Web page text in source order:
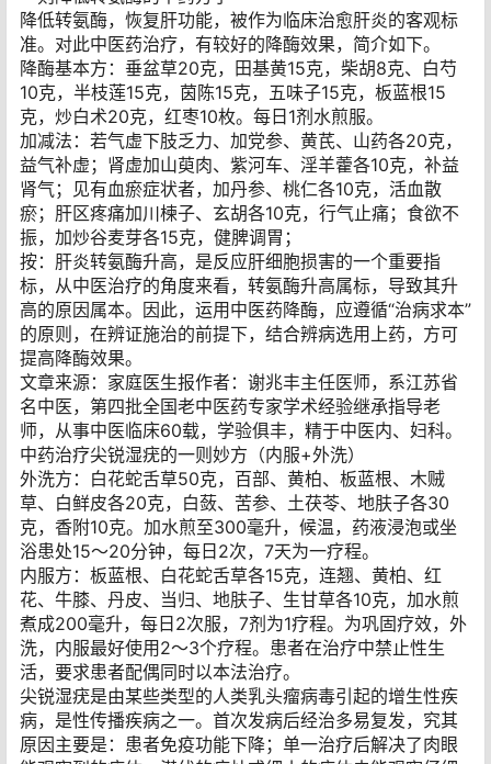
降低转氨酶，恢复肝功能，被作为临床治愈肝炎的客观标
准。对此中医药治疗，有较好的降酶效果，简介如下。
降酶基本方：垂盆草20克，田基黄15克，柴胡8克、白芍
10克，半枝莲15克，茵陈15克，五味子15克，板蓝根15
克，炒白术20克，红枣10枚。每日1剂水煎服。
加减法：若气虚下肢乏力、加党参、黄芪、山药各20克，
益气补虚；肾虚加山萸肉、紫河车、淫羊藿各10克，补益
肾气；见有血瘀症状者，加丹参、桃仁各10克，活血散
瘀；肝区疼痛加川楝子、玄胡各10克，行气止痛；食欲不
振，加炒谷麦芽各15克，健脾调胃；
按：肝炎转氨酶升高，是反应肝细胞损害的一个重要指
标，从中医治疗的角度来看，转氨酶升高属标，导致其升
高的原因属本。因此，运用中医药降酶，应遵循“治病求本”
的原则，在辨证施治的前提下，结合辨病选用上药，方可
提高降酶效果。
文章来源：家庭医生报作者：谢兆丰主任医师，系江苏省
名中医，第四批全国老中医药专家学术经验继承指导老
师，从事中医临床60载，学验俱丰，精于中医内、妇科。
中药治疗尖锐湿疣的一则妙方（内服+外洗）
外洗方：白花蛇舌草50克，百部、黄柏、板蓝根、木贼
草、白鲜皮各20克，白蔹、苦参、土茯苓、地肤子各30
克，香附10克。加水煎至300毫升，候温，药液浸泡或坐
浴患处15～20分钟，每日2次，7天为一疗程。
内服方：板蓝根、白花蛇舌草各15克，连翘、黄柏、红
花、牛膝、丹皮、当归、地肤子、生甘草各10克，加水煎
煮成200毫升，每日2次服，7剂为1疗程。为巩固疗效，外
洗，内服最好使用2～3个疗程。患者在治疗中禁止性生
活，要求患者配偶同时以本法治疗。
尖锐湿疣是由某些类型的人类乳头瘤病毒引起的增生性疾
病，是性传播疾病之一。首次发病后经治多易复发，究其
原因主要是：患者免疫功能下降；单一治疗后解决了肉眼